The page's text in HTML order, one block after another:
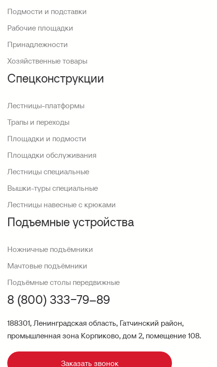
Подмости и подставки
Рабочие площадки
Принадлежности
Хозяйственные товары
Спецконструкции
Лестницы-платформы
Трапы и переходы
Площадки и подмости
Площадки обслуживания
Лестницы специальные
Вышки-туры специальные
Лестницы навесные с крюками
Подъемные устройства
Ножничные подъёмники
Мачтовые подъёмники
Подъёмные столы передвижные
8 (800) 333−79–89
188301, Ленинградская область, Гатчинский район,
промышленная зона Корпиково, дом 2, помещение 108.
Заказать звонок